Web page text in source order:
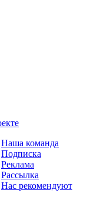
Наша команда
Подписка
Реклама
Рассылка
Нас рекомендуют